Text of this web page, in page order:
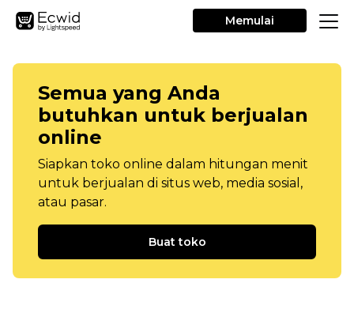
Memulai
Semua yang Anda
butuhkan untuk berjualan
online
Siapkan toko online dalam hitungan menit
untuk berjualan di situs web, media sosial,
atau pasar.
Buat toko